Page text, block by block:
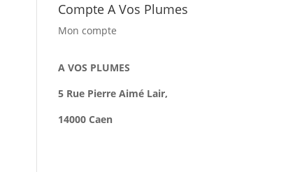
Compte A Vos Plumes
Mon compte
A VOS PLUMES
5 Rue Pierre Aimé Lair,
14000 Caen